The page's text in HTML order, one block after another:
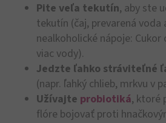
Pite veľa tekutín, aby ste
tekutín (čaj, prevarená voda
nealkoholické nápoje:
viac vody).
Jedzte ľahko stráviteľné
(napr. ľahký chlieb, mrkvu v
Užívajte probiotiká, ktoré
flóre bojovať proti